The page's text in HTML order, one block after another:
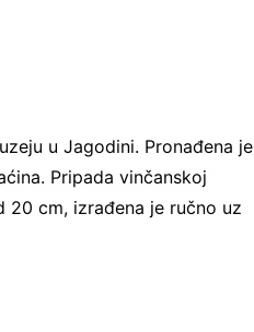
u Jagodini. Pronađena je
Pripada vinčanskoj
cm, izrađena je ručno uz